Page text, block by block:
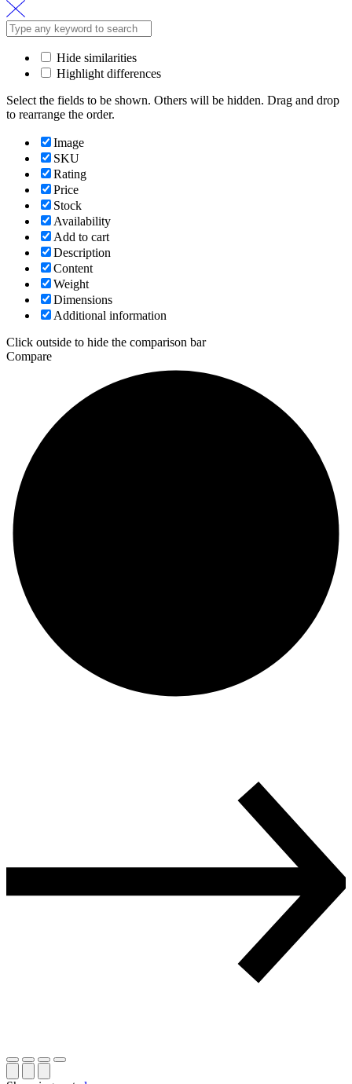
for:
Hide similarities
Highlight differences
Select the fields to be shown. Others will be hidden. Drag and drop
to rearrange the order.
Image
SKU
Rating
Price
Stock
Availability
Add to cart
Description
Content
Weight
Dimensions
Additional information
Click outside to hide the comparison bar
Compare